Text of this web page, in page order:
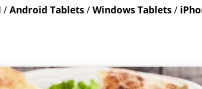
/ Android Tablets / Windows Tablets /